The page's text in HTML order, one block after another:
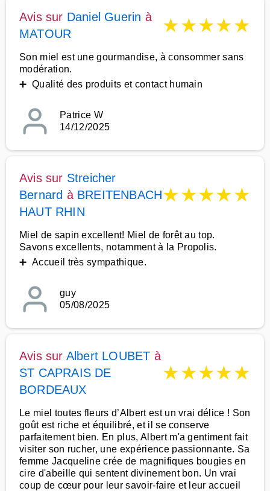
Avis sur Daniel Guerin à
MATOUR
★★★★★
Son miel est une gourmandise, à consommer sans
modération.
➕ Qualité des produits et contact humain
Patrice W
14/12/2025
Avis sur Streicher
Bernard à BREITENBACH
HAUT RHIN
★★★★★
Miel de sapin excellent! Miel de forêt au top.
Savons excellents, notamment à la Propolis.
➕ Accueil très sympathique.
guy
05/08/2025
Avis sur Albert LOUBET à
ST CAPRAIS DE
BORDEAUX
★★★★★
Le miel toutes fleurs d’Albert est un vrai délice ! Son
goût est riche et équilibré, et il se conserve
parfaitement bien. En plus, Albert m'a gentiment fait
visiter son rucher, une expérience passionnante. Sa
femme Jacqueline crée de magnifiques bougies en
cire d'abeille qui sentent divinement bon. Un vrai
coup de cœur pour leur savoir-faire et leur accueil